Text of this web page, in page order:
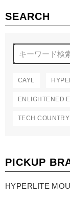
SEARCH
CAYL
ENLIGHTENED
TECH COUNTRY
PICKUP
HYPERLITE